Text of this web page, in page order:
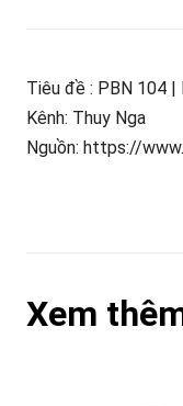
Tiêu đề : PBN 104
Kênh: Thuy Nga
Nguồn: https://
Xem